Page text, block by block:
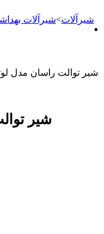
شیرآلات>شیرآلات
شیر